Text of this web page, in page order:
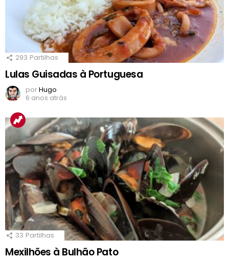
293 Partilhas
Lulas Guisadas à Portuguesa
porHugo
6 anos atrás
33 Partilhas
Mexilhões à Bulhão Pato